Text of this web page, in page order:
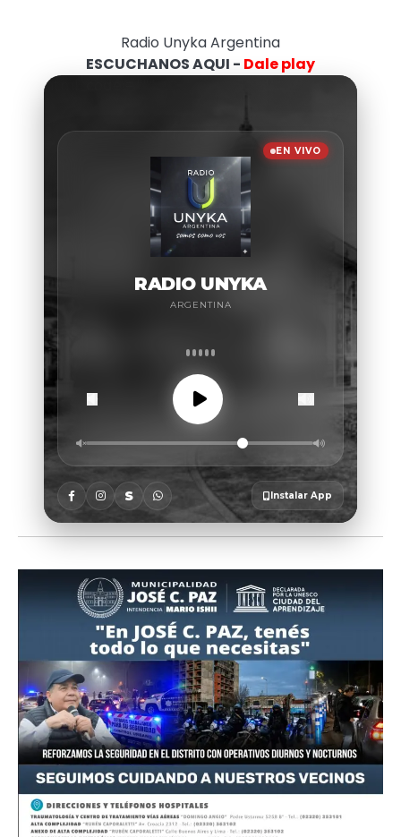
Radio Unyka Argentina
ESCUCHANOS AQUI - Dale play